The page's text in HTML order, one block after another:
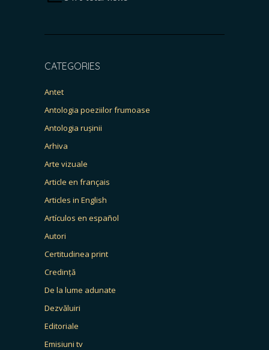
CATEGORIES
Antet
Antologia poeziilor frumoase
Antologia rușinii
Arhiva
Arte vizuale
Article en français
Articles in English
Artículos en español
Autori
Certitudinea print
Credință
De la lume adunate
Dezvăluiri
Editoriale
Emisiuni tv